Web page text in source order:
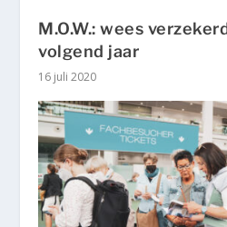
M.O.W.: wees
volgend jaar
16 juli 2020